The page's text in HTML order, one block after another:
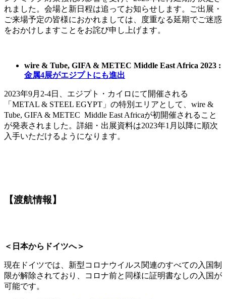
れました。会場と新日程は追ってお知らせします。ご出展・
ご来場予定の皆様におかれましては、度重なる延期でご迷惑
をおかけしますことをお詫び申し上げます。
wire & Tube, GIFA & METEC Middle East Africa 2023 :
金属4展がエジプトにも進出
2023年9月2-4日、エジプト・カイロにて開催される
「METAL & STEEL EGYPT」の特別エリアとして、wire &
Tube, GIFA & METEC Middle East Africaが初開催されること
が発表されました。詳細・出展資料は2023年1月以降に順次
入手いただけるようになります。
【渡航情報】
＜日本からドイツへ＞
現在ドイツでは、新型コロナウイルス関連のすべての入国制
限が解除されており、コロナ前と同様に証明書なしの入国が
可能です。